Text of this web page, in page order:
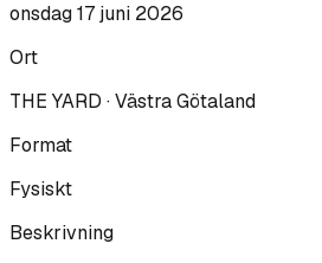
onsdag 17 juni 2026
Ort
THE YARD · Västra Götaland
Format
Fysiskt
Beskrivning